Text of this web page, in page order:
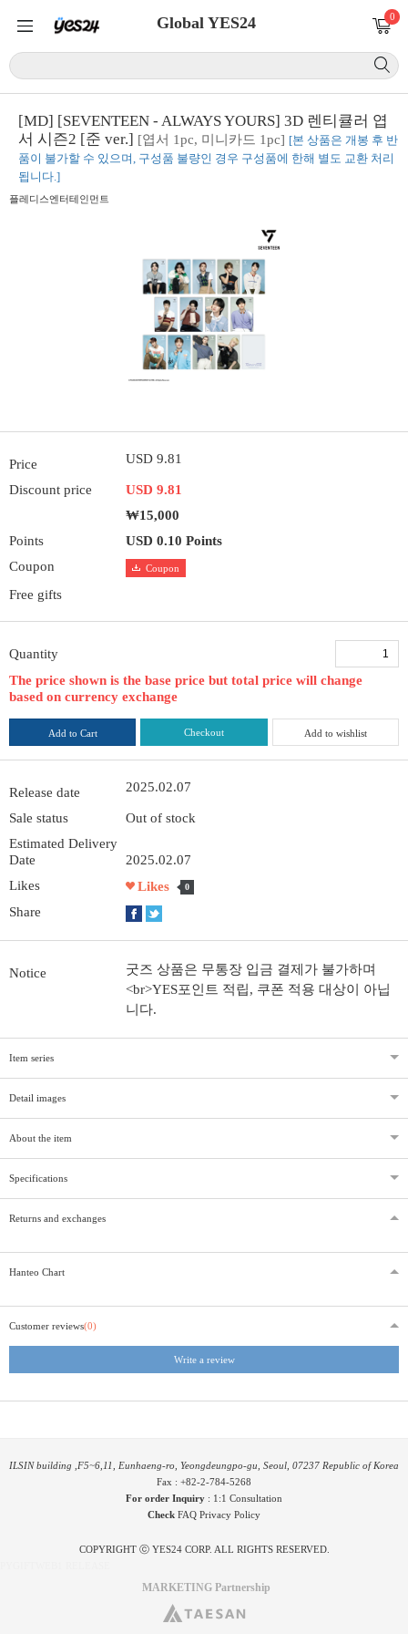
Global YES24 0
[MD] [SEVENTEEN - ALWAYS YOURS] 3D 렌티큘러 엽
서 시즌2 [준 ver.] [엽서 1pc, 미니카드 1pc] [본 상품은 개봉 후 반
품이 불가할 수 있으며, 구성품 불량인 경우 구성품에 한해 별도 교환 처리
됩니다.]
플레디스엔터테인먼트
Price USD 9.81
Discount price
USD 9.81
₩15,000
Points
USD 0.10 Points
Coupon
Coupon
Free gifts
Quantity
The price shown is the base price but total price will change
based on currency exchange
Add to Cart Checkout Add to wishlist
Release date 2025.02.07
Sale status
Out of stock
Estimated Delivery
Date
2025.02.07
Likes
Likes 0
Share
Notice
굿즈 상품은 무통장 입금 결제가 불가하며
<br>YES포인트 적립, 쿠폰 적용 대상이 아닙
니다.
Item series
Detail images
About the item
Specifications
Returns and exchanges
Hanteo Chart
Customer reviews(0)
Write a review
ILSIN building ,F5~6,11, Eunhaeng-ro, Yeongdeungpo-gu, Seoul, 07237 Republic of Korea
Fax : +82-2-784-5268
For order Inquiry : 1:1 Consultation
Check FAQ Privacy Policy
COPYRIGHT ⓒ YES24 CORP. ALL RIGHTS RESERVED.
MARKETING Partnership